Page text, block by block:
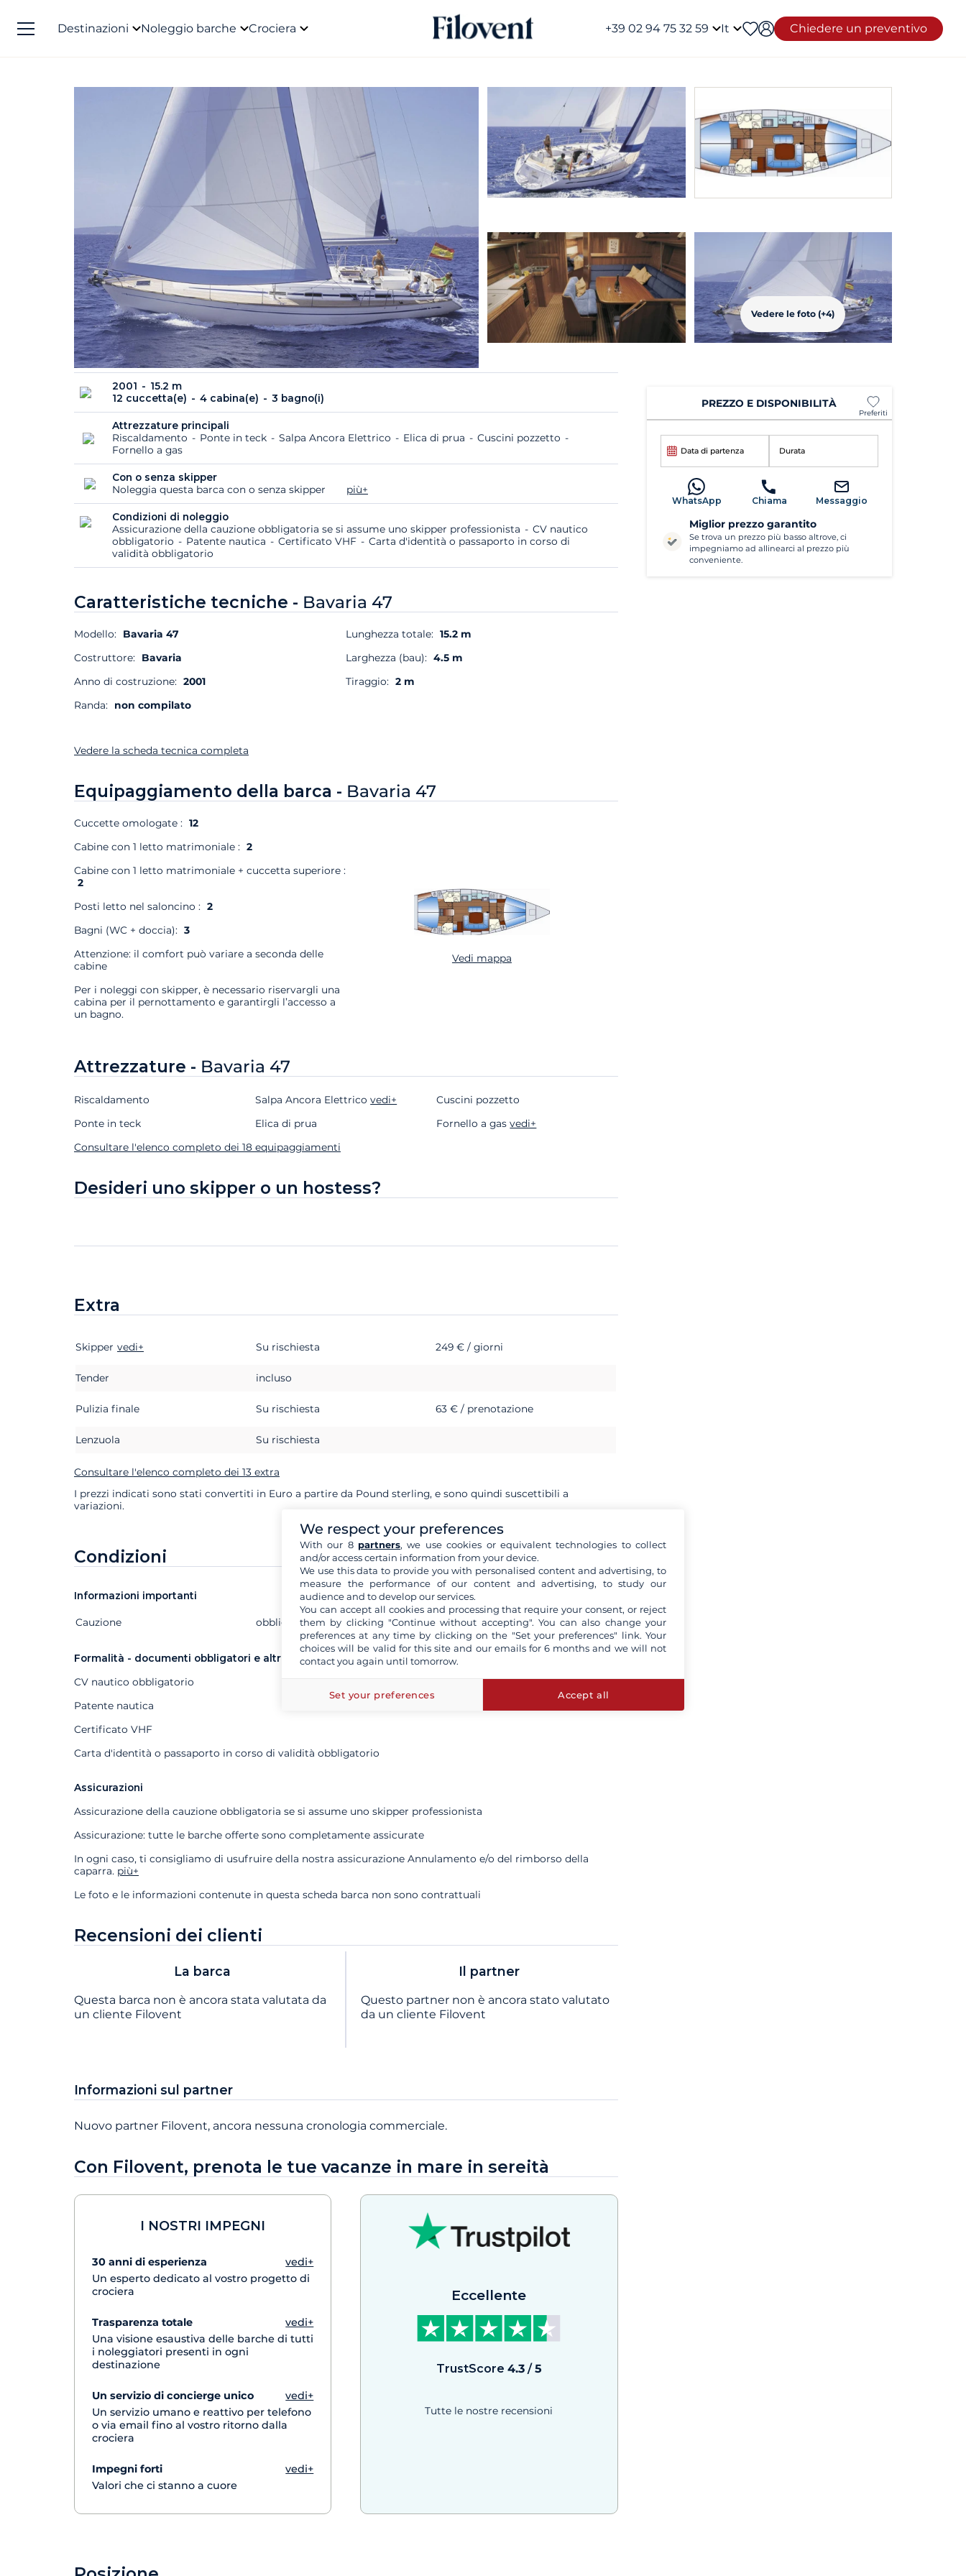
Destinazioni Noleggio barche Crociera +39 02 94 75 32 59 It Chiedere un preventivo
Vedere le foto (+4)
2001
15.2 m
12 cuccetta(e)
4 cabina(e) 3 bagno(i)
Attrezzature principali
Riscaldamento
Ponte in teck Salpa Ancora Elettrico Elica di prua
Cuscini pozzetto
Fornello a gas
Con o senza skipper
Noleggia questa barca con o senza skipper
più+
Condizioni di noleggio
Assicurazione della cauzione obbligatoria se si assume uno skipper professionista
CV nautico
obbligatorio
Patente nautica Certificato VHF
Carta d'identità o passaporto in corso di
validità obbligatorio
Caratteristiche tecniche - Bavaria 47
Modello: Bavaria 47
Costruttore: Bavaria
Anno di costruzione: 2001
Randa: non compilato
Lunghezza totale: 15.2 m
Larghezza (bau): 4.5 m
Tiraggio: 2 m
Vedere la scheda tecnica completa
Equipaggiamento della barca - Bavaria 47
Cuccette omologate : 12
Cabine con 1 letto matrimoniale : 2
Cabine con 1 letto matrimoniale + cuccetta superiore :
2
Posti letto nel saloncino : 2
Bagni (WC + doccia): 3
Attenzione: il comfort può variare a seconda delle
cabine
Per i noleggi con skipper, è necessario riservargli una
cabina per il pernottamento e garantirgli l’accesso a
un bagno.
Vedi mappa
Attrezzature - Bavaria 47
Riscaldamento
Ponte in teck
Salpa Ancora Elettricovedi+
Elica di prua
Cuscini pozzetto
Fornello a gasvedi+
Consultare l'elenco completo dei 18 equipaggiamenti
Desideri uno skipper o un hostess?
Extra
Extra Stato Prezzo
Skipper vedi+ Su rischiesta 249 € / giorni
Tender incluso
Pulizia finale Su rischiesta 63 € / prenotazione
Lenzuola Su rischiesta
Consultare l'elenco completo dei 13 extra
I prezzi indicati sono stati convertiti in Euro a partire da Pound sterling, e sono quindi suscettibili a
variazioni.
Condizioni
Informazioni importanti
Extra Stato
Cauzione obbligatorio 5 760 €
Formalità - documenti obbligatori e altri documenti
CV nautico obbligatorio
Patente nautica
Certificato VHF
Carta d'identità o passaporto in corso di validità obbligatorio
Assicurazioni
Assicurazione della cauzione obbligatoria se si assume uno skipper professionista
Assicurazione: tutte le barche offerte sono completamente assicurate
In ogni caso, ti consigliamo di usufruire della nostra assicurazione Annulamento e/o del rimborso della
caparra. più+
Le foto e le informazioni contenute in questa scheda barca non sono contrattuali
Recensioni dei clienti
La barca
Questa barca non è ancora stata valutata da
un cliente Filovent
Il partner
Questo partner non è ancora stato valutato
da un cliente Filovent
Informazioni sul partner
Nuovo partner Filovent, ancora nessuna cronologia commerciale.
Con Filovent, prenota le tue vacanze in mare in sereità
I NOSTRI IMPEGNI
30 anni di esperienza
vedi+
Un esperto dedicato al vostro progetto di
crociera
Trasparenza totale
vedi+
Una visione esaustiva delle barche di tutti
i noleggiatori presenti in ogni
destinazione
Un servizio di concierge unico
vedi+
Un servizio umano e reattivo per telefono
o via email fino al vostro ritorno dalla
crociera
Impegni forti
vedi+
Valori che ci stanno a cuore
Eccellente
TrustScore 4.3/5
Tutte le nostre recensioni
PREZZO E DISPONIBILITÀ
Preferiti
Data di partenza Durata
WhatsApp Chiama Messaggio
Miglior prezzo garantito
Se trova un prezzo più basso altrove, ci
impegniamo ad allinearci al prezzo più
conveniente.
We respect your preferences
With our 8 partners, we use cookies or equivalent technologies to collect
and/or access certain information from your device.
We use this data to provide you with personalised content and advertising, to
measure the performance of our content and advertising, to study our
audience and to develop our services.
You can accept all cookies and processing that require your consent, or reject
them by clicking "Continue without accepting". You can also change your
preferences at any time by clicking on the "Set your preferences" link. Your
choices will be valid for this site and our emails for 6 months and we will not
contact you again until tomorrow.
Set your preferences Accept all